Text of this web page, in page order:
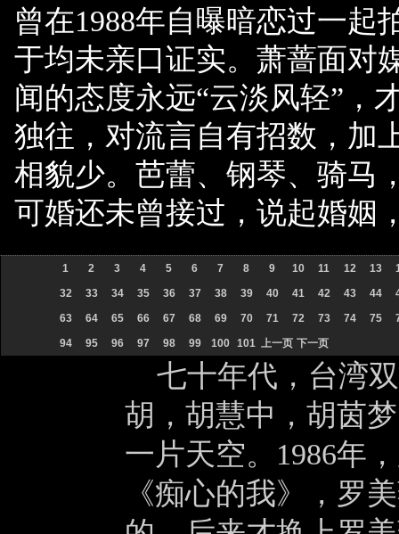
曾在1988年自曝暗恋过一起
于均未亲口证实。萧蔷面对
闻的态度永远“云淡风轻”，
独往，对流言自有招数，加
相貌少。芭蕾、钢琴、骑马
可婚还未曾接过，说起婚姻
1 2 3 4 5 6 7 8 9 10 11 12 13
32
33 34 35 36 37 38 39 40 41 42 43 44
63
64 65 66 67 68 69 70 71 72 73 74 75
94
95 96 97 98 99 100 101 上一页 下一页
七十年代，台湾
胡，胡慧中，胡茵
一片天空。1986年
《痴心的我》，罗